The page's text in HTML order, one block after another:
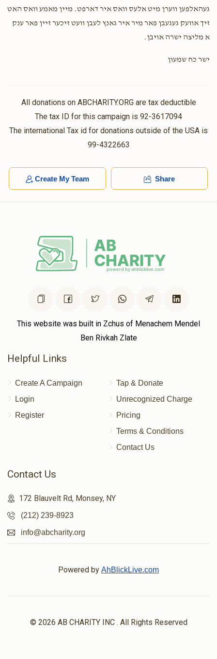
געהאלפען ווערן מיט אלעס וואס איר דארפט. מיין מאמע וואס האט
זיך אוועק געגעבן פאר מיר איר גאנץ לעבן וועט זיכער זיין פאר ענק
א מליצה ישרה אויבן.
ישר כח שמעון
All donations on ABCHARITY.ORG are tax deductible
The tax ID for this campaign is 92-3617094
The international Tax id for donations outside of the USA is
99-4322663
Create My Team Share
This website was built in Zchus of Menachem Mendel
Ben Rivkah Zlate
Helpful Links
Create A Campaign
Login
Register
Tap & Donate
Unrecognized Charge
Pricing
Terms & Conditions
Contact Us
Contact Us
172 Blauvelt Rd, Monsey, NY
(212) 239-8923
info@abcharity.org
Powered by AhBlickLive.com
© 2026 AB CHARITY INC . All Rights Reserved